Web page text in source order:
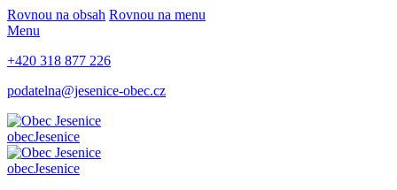
Rovnou na obsah Rovnou na menu
Menu
+420 318 877 226
podatelna@jesenice-obec.cz
obecJesenice
obecJesenice